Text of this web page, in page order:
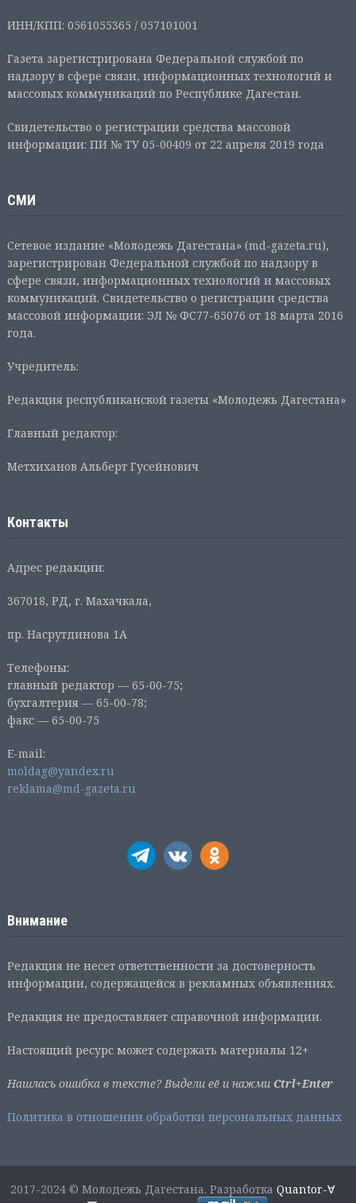
ИНН/КПП: 0561055365 / 057101001
Газета зарегистрирована Федеральной службой по
надзору в сфере связи, информационных технологий и
массовых коммуникаций по Республике Дагестан.
Свидетельство о регистрации средства массовой
информации: ПИ № ТУ 05-00409 от 22 апреля 2019 года
СМИ
Сетевое издание «Молодежь Дагестана» (md-gazeta.ru),
зарегистрирован Федеральной службой по надзору в
сфере связи, информационных технологий и массовых
коммуникаций. Свидетельство о регистрации средства
массовой информации: ЭЛ № ФС77-65076 от 18 марта 2016
года.
Учредитель:
Редакция республиканской газеты «Молодежь Дагестана»
Главный редактор:
Метхиханов Альберт Гусейнович
Контакты
Адрес редакции:
367018, РД, г. Махачкала,
пр. Насрутдинова 1А
Телефоны:
главный редактор — 65-00-75;
бухгалтерия — 65-00-78;
факс — 65-00-75
E-mail:
moldag@yandex.ru
reklama@md-gazeta.ru
Внимание
Редакция не несет ответственности за достоверность
информации, содержащейся в рекламных объявлениях.
Редакция не предоставляет справочной информации.
Настоящий ресурс может содержать материалы 12+
Нашлась ошибка в тексте? Выдели её и нажми Ctrl+Enter
Политика в отношении обработки персональных данных
2017-2024 © Молодежь Дагестана. РазработкаQuantor-∀